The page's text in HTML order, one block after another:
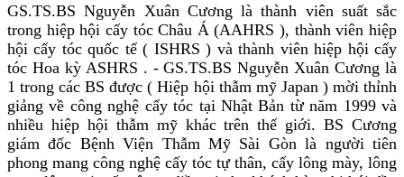
GS.TS.BS Nguyễn Xuân Cương là thành viên suất sắc
trong hiệp hội cấy tóc Châu Á (AAHRS ), thành viên hiệp
hội cấy tóc quốc tế ( ISHRS ) và thành viên hiệp hội cấy
tóc Hoa kỳ ASHRS . - GS.TS.BS Nguyễn Xuân Cương là
1 trong các BS được ( Hiệp hội thẫm mỹ Japan ) mời thỉnh
giảng về công nghệ cấy tóc tại Nhật Bản từ năm 1999 và
nhiều hiệp hội thẫm mỹ khác trên thế giới. BS Cương
giám đốc Bệnh Viện Thẫm Mỹ Sài Gòn là người tiên
phong mang công nghệ cấy tóc tự thân, cấy lông mày, lông